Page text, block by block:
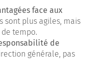
face aux
sont plus agiles, mais
tempo.
de
générale, pas